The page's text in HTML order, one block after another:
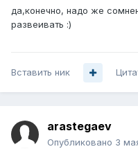
да,конечно, надо же
развеивать :)
Вставить ник
arastegaev
Опубликовано 3